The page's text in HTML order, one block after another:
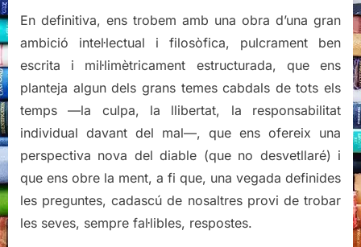
En definitiva, ens trobem amb una obra d’una gran
ambició intel·lectual i filosòfica, pulcrament ben
escrita i mil·limètricament estructurada, que ens
planteja algun dels grans temes cabdals de tots els
temps —la culpa, la llibertat, la responsabilitat
individual davant del mal—, que ens ofereix una
perspectiva nova del diable (que no desvetllaré) i
que ens obre la ment, a fi que, una vegada definides
les preguntes, cadascú de nosaltres provi de trobar
les seves, sempre fal·libles, respostes.